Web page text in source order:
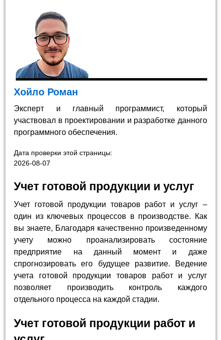
Хойло Роман
Эксперт и главный программист, который
участвовал в проектировании и разработке данного
программного обеспечения.
Дата проверки этой страницы:
2026-08-07
Учет готовой продукции и услуг
Учет готовой продукции товаров работ и услуг –
один из ключевых процессов в производстве. Как
вы знаете, Благодаря качественно произведенному
учету можно проанализировать состояние
предприятие на данный момент и даже
спрогнозировать его будущее развитие. Ведение
учета готовой продукции товаров работ и услуг
позволяет производить контроль каждого
отдельного процесса на каждой стадии.
Учет готовой продукции работ и